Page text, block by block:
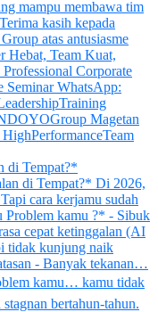
di Tempat?*